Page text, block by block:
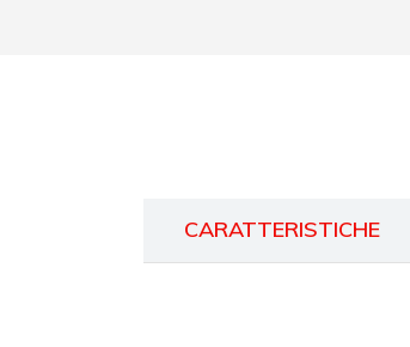
CARATTERISTICHE